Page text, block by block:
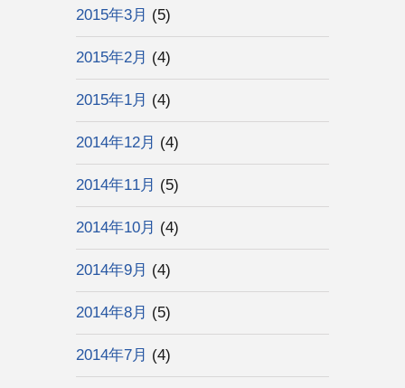
2015年3月 (5)
2015年2月 (4)
2015年1月 (4)
2014年12月 (4)
2014年11月 (5)
2014年10月 (4)
2014年9月 (4)
2014年8月 (5)
2014年7月 (4)